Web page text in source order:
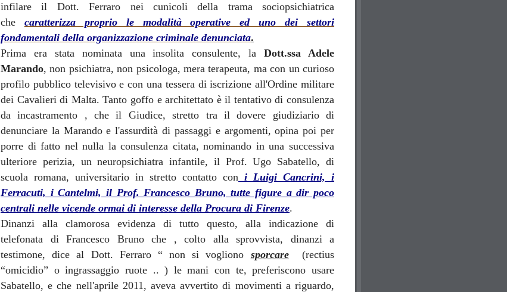
infilare il Dott. Ferraro nei cunicoli della trama sociopsichiatrica
che caratterizza proprio le modalità operative ed uno dei settori
fondamentali della organizzazione criminale denunciata.
Prima era stata nominata una insolita consulente, laDott.ssa Adele
Marando, non psichiatra, non psicologa, mera terapeuta, ma con un curioso
profilo pubblico televisivo e con una tessera di iscrizione all'Ordine militare
dei Cavalieri di Malta. Tanto goffo e architettato è il tentativo di consulenza
da incastramento , che il Giudice, stretto tra il dovere giudiziario di
denunciare la Marando e l'assurdità di passaggi e argomenti, opina poi per
porre di fatto nel nulla la consulenza citata, nominando in una successiva
ulteriore perizia, un neuropsichiatra infantile, il Prof. Ugo Sabatello, di
scuola romana, universitario in stretto contatto con i Luigi Cancrini, i
Ferracuti, i Cantelmi, il Prof. Francesco Bruno, tutte figure a dir poco
centrali nelle vicende ormai di interesse della Procura di Firenze.
Dinanzi alla clamorosa evidenza di tutto questo, alla indicazione di
telefonata di Francesco Bruno che , colto alla sprovvista, dinanzi a
testimone, dice al Dott. Ferraro “ non si vogliono sporcare(rectius
“omicidio” o ingrassaggio ruote .. ) le mani con te, preferiscono usare
Sabatello, e che nell'aprile 2011, aveva avvertito di movimenti a riguardo,